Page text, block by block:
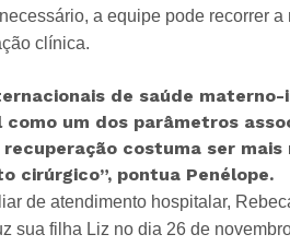
a equipe pode recorrer
clínica.
de saúde
um dos parâmetros
costuma ser
cirúrgico”, pontua Penélope.
de atendimento hospitalar,
sua filha Liz no dia 26 de